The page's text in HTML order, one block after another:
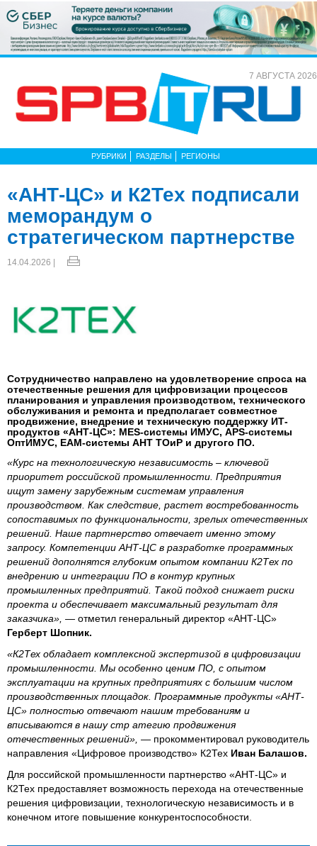
7 АВГУСТА 2026
РУБРИКИ РАЗДЕЛЫ РЕГИОНЫ
«АНТ-ЦС» и К2Тех подписали
меморандум о
стратегическом партнерстве
14.04.2026 |
Сотрудничество направлено на удовлетворение спроса на
отечественные решения для цифровизации процессов
планирования и управления производством, технического
обслуживания и ремонта и предполагает совместное
продвижение, внедрение и техническую поддержку ИТ-
продуктов «АНТ-ЦС»: MES-системы ИМУС, APS-системы
ОптИМУС, EAM-системы АНТ ТОиР и другого ПО.
«Курс на технологическую независимость – ключевой
приоритет российской промышленности. Предприятия
ищут замену зарубежным системам управления
производством. Как следствие, растет востребованность
сопоставимых по функциональности, зрелых отечественных
решений. Наше партнерство отвечает именно этому
запросу. Компетенции АНТ-ЦС в разработке программных
решений дополнятся глубоким опытом компании К2Тех по
внедрению и интеграции ПО в контур крупных
промышленных предприятий. Такой подход снижает риски
проекта и обеспечивает максимальный результат для
заказчика», — отметил генеральный директор «АНТ-ЦС»
Герберт Шопник.
«К2Тех обладает комплексной экспертизой в цифровизации
промышленности. Мы особенно ценим ПО, с опытом
эксплуатации на крупных предприятиях с большим числом
производственных площадок. Программные продукты «АНТ-
ЦС» полностью отвечают нашим требованиям и
вписываются в нашу стр атегию продвижения
отечественных решений», — прокомментировал руководитель
направления «Цифровое производство» К2Тех Иван Балашов.
Для российской промышленности партнерство «АНТ-ЦС» и
К2Тех предоставляет возможность перехода на отечественные
решения цифровизации, технологическую независимость и в
конечном итоге повышение конкурентоспособности.